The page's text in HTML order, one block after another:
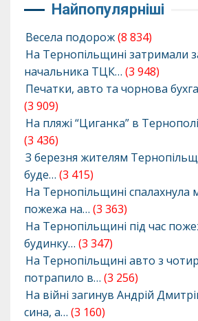
Найпопулярніші
Весела подорож(8 834)
На Тернопільщині затримали
начальника ТЦК… (3 948)
Печатки, авто та чорнова
(3 909)
На пляжі “Циганка” в
(3 436)
З березня жителям
буде… (3 415)
На Тернопільщині спалахнула
пожежа на… (3 363)
На Тернопільщині під час
будинку… (3 347)
На Тернопільщині авто з
потрапило в… (3 256)
На війні загинув Андрій
сина, а… (3 160)